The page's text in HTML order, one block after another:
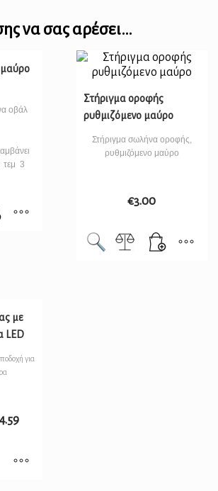
να σας αρέσει…
οβάλ
τεμ 3
Στήριγμα οροφής
ρυθμιζόμενο μαύρο
Στήριγμα σωλήνα οροφής,
ρυθμιζόμενο μαύρο
€3.00
με
LED
για